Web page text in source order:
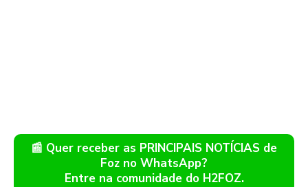
📰 Quer receber as PRINCIPAIS NOTÍCIAS de
Foz no WhatsApp?
Entre na comunidade do H2FOZ.